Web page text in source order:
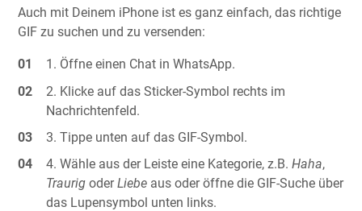
Auch mit Deinem iPhone ist es ganz einfach, das richtige
GIF zu suchen und zu versenden:
Öffne einen Chat in WhatsApp.
Klicke auf das Sticker-Symbol rechts im
Nachrichtenfeld.
Tippe unten auf das GIF-Symbol.
Wähle aus der Leiste eine Kategorie, z.B.Haha,
Traurig oderLiebe aus oder öffne die GIF-Suche über
das Lupensymbol unten links.